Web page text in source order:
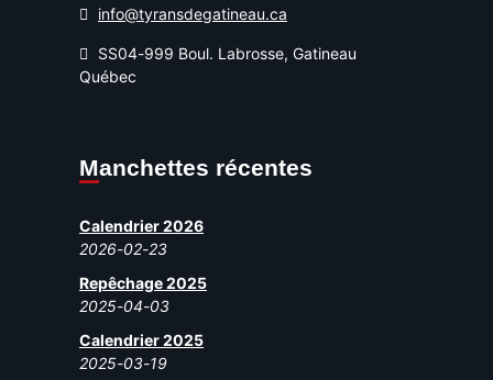
info@tyransdegatineau.ca
SS04-999 Boul. Labrosse, Gatineau
Québec
Manchettes récentes
Calendrier 2026
2026-02-23
Repêchage 2025
2025-04-03
Calendrier 2025
2025-03-19